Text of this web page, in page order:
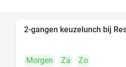
2-gangen keuzelunch bij
Morgen Za
Zo